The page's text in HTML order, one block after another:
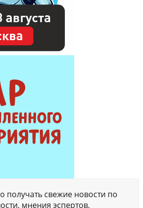
получать свежие новости по
мнения эспертов,